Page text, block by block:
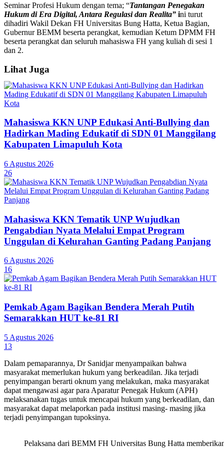
Seminar Profesi Hukum dengan tema; “Tantangan Penegakan
Hukum di Era Digital, Antara Regulasi dan Realita” ini turut
dihadiri Wakil Dekan FH Universitas Bung Hatta, Ketua Bagian,
Gubernur BEMM beserta perangkat, kemudian Ketum DPMM FH
beserta perangkat dan seluruh mahasiswa FH yang kuliah di sesi 1
dan 2.
Lihat Juga
Mahasiswa KKN UNP Edukasi Anti-Bullying dan
Hadirkan Mading Edukatif di SDN 01 Manggilang
Kabupaten Limapuluh Kota
6 Agustus 2026
26
Mahasiswa KKN Tematik UNP Wujudkan
Pengabdian Nyata Melalui Empat Program
Unggulan di Kelurahan Ganting Padang Panjang
6 Agustus 2026
16
Pemkab Agam Bagikan Bendera Merah Putih
Semarakkan HUT ke-81 RI
5 Agustus 2026
13
Dalam pemaparannya, Dr Sanidjar menyampaikan bahwa
masyarakat memerlukan hukum yang berkeadilan. Jika terjadi
penyimpangan berarti oknum yang melakukan, maka masyarakat
dapat mengawasi agar para Aparatur Penegak Hukum (APH)
melaksanakan tugas untuk mencapai hukum yang berkeadilan, dan
masyarakat dapat melaporkan pada institusi masing- masing jika
terjadi penyimpangan tupoksinya.
Pelaksana dari BEMM FH Universitas Bung Hatta